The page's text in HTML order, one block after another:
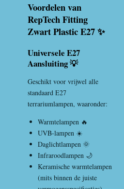
Voordelen van
RepTech Fitting
Zwart Plastic E27 ✨
Universele E27
Aansluiting 💡
Geschikt voor vrijwel alle
standaard E27
terrariumlampen, waaronder:
Warmtelampen 🔥
UVB-lampen ☀️
Daglichtlampen 🌞
Infraroodlampen 🌙
Keramische warmtelampen
(mits binnen de juiste